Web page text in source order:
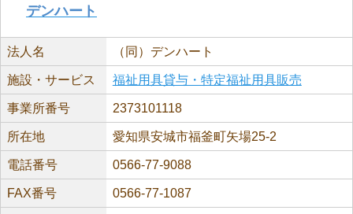
デンハート
法人名 （同）デンハート
施設・サービス 福祉用具貸与・特定福祉用具販売
事業所番号 2373101118
所在地 愛知県安城市福釜町矢場25-2
電話番号 0566-77-9088
FAX番号 0566-77-1087